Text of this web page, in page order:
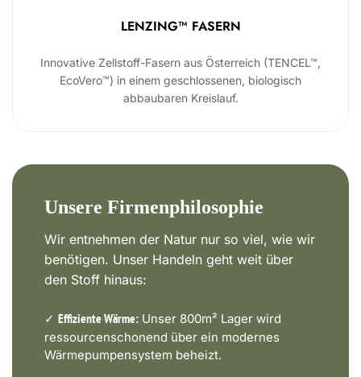
LENZING™ FASERN
Innovative Zellstoff-Fasern aus Österreich (TENCEL™,
EcoVero™) in einem geschlossenen, biologisch
abbaubaren Kreislauf.
Unsere Firmenphilosophie
Wir entnehmen der Natur nur so viel, wie wir
benötigen. Unser Handeln geht weit über
den Stoff hinaus:
✓ Effiziente Wärme: Unser 800m² Lager wird
ressourcenschonend über ein modernes
Wärmepumpensystem beheizt.